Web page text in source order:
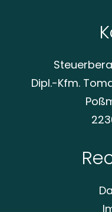
Dipl.-Kfm.